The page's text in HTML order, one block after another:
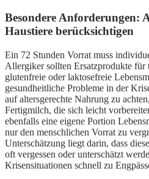
Besondere Anforderungen:
Haustiere berücksichtigen
Ein 72 Stunden Vorrat muss
Allergiker sollten Ersatzprodukte für
glutenfreie oder laktosefreie
gesundheitliche Probleme in der
auf altersgerechte Nahrung zu
Fertigmilch, die sich leicht
ebenfalls eine eigene Portion
nur den menschlichen Vorrat zu
Unterschätzung liegt darin, dass
oft vergessen oder unterschätzt
Krisensituationen schnell zu